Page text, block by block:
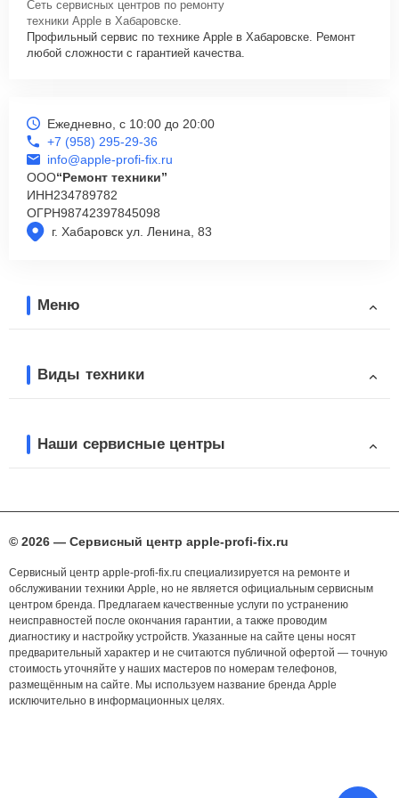
Сеть сервисных центров по ремонту
техники Apple в Хабаровске.
Профильный сервис по технике Apple в Хабаровске. Ремонт
любой сложности с гарантией качества.
г. Хабаровск ул. Ленина, 83
Ежедневно, с 10:00 до 20:00
+7 (958) 295-29-36
info@apple-profi-fix.ru
ООО“Ремонт техники”
ИНН234789782
ОГРН98742397845098
Меню
Виды техники
Наши сервисные центры
© 2026 — Сервисный центр apple-profi-fix.ru
Сервисный центр apple-profi-fix.ru специализируется на ремонте и
обслуживании техники Apple, но не является официальным сервисным
центром бренда. Предлагаем качественные услуги по устранению
неисправностей после окончания гарантии, а также проводим
диагностику и настройку устройств. Указанные на сайте цены носят
предварительный характер и не считаются публичной офертой — точную
стоимость уточняйте у наших мастеров по номерам телефонов,
размещённым на сайте. Мы используем название бренда Apple
исключительно в информационных целях.